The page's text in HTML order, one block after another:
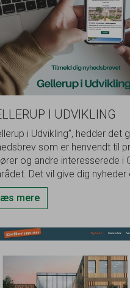
I UDVIKLING
i Udvikling”, hedder det
som er henvendt til
og andre interesserede i
Det vil give dig
og
mere